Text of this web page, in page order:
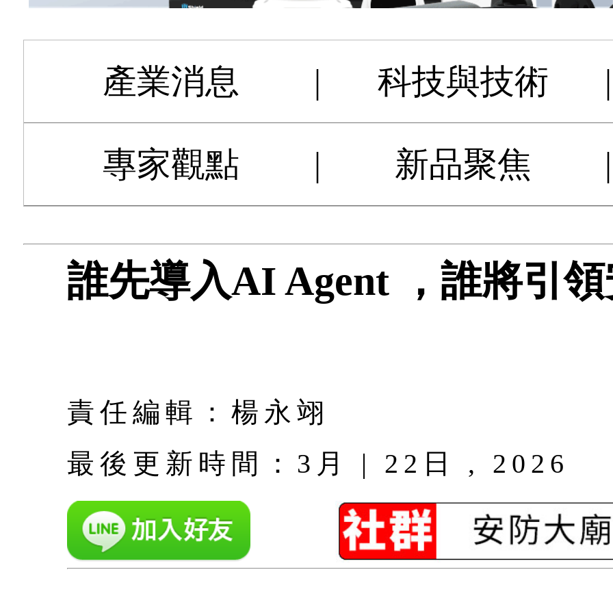
產業消息 | 科技與技術 |
專家觀點 | 新品聚焦 |
誰先導入AI Agent ，誰將引
責任編輯：楊永翊
最後更新時間：3月 | 22日 , 2026